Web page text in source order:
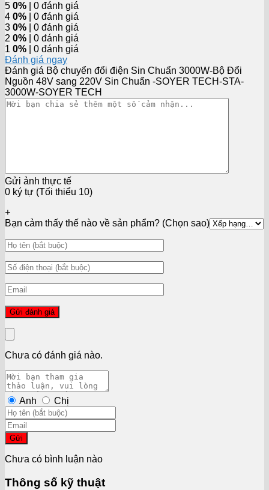
5 0% | 0 đánh giá
4 0% | 0 đánh giá
3 0% | 0 đánh giá
2 0% | 0 đánh giá
1 0% | 0 đánh giá
Đánh giá ngay
Đánh giá Bộ chuyển đổi điện Sin Chuẩn 3000W-Bộ Đổi
Nguồn 48V sang 220V Sin Chuẩn -SOYER TECH-STA-
3000W-SOYER TECH
Gửi ảnh thực tế
0 ký tự (Tối thiểu 10)
+
Bạn cảm thấy thế nào về sản phẩm? (Chọn sao)
Chưa có đánh giá nào.
Anh Chị
Gửi
Chưa có bình luận nào
Thông số kỹ thuật